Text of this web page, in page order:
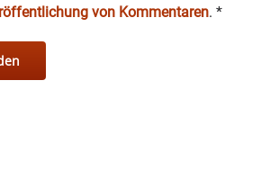
von Kommentaren. *